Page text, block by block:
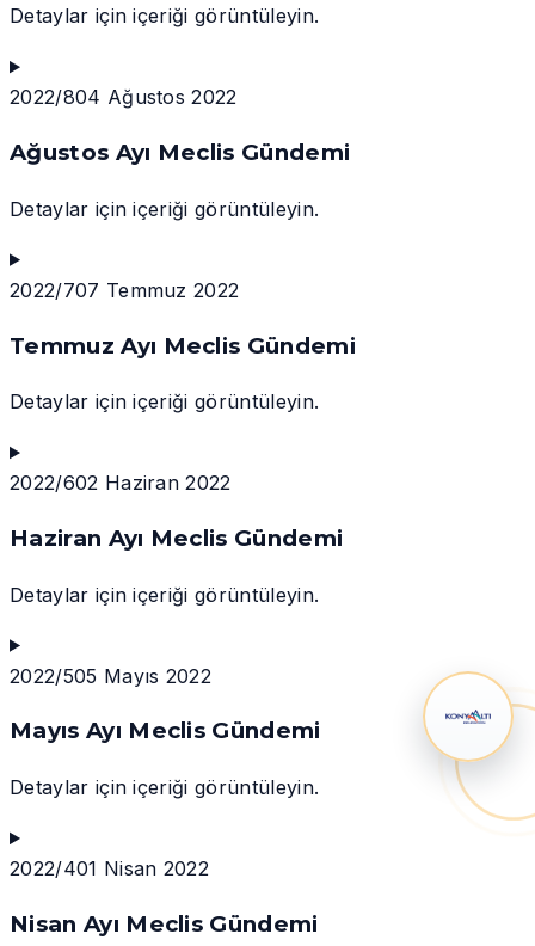
Detaylar için içeriği görüntüleyin.
2022/804 Ağustos 2022
Ağustos Ayı Meclis Gündemi
Detaylar için içeriği görüntüleyin.
2022/707 Temmuz 2022
Temmuz Ayı Meclis Gündemi
Detaylar için içeriği görüntüleyin.
2022/602 Haziran 2022
Haziran Ayı Meclis Gündemi
Detaylar için içeriği görüntüleyin.
2022/505 Mayıs 2022
Mayıs Ayı Meclis Gündemi
Detaylar için içeriği görüntüleyin.
2022/401 Nisan 2022
Nisan Ayı Meclis Gündemi